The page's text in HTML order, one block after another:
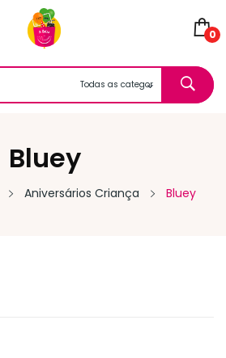
0
Bluey
Aniversários Criança Bluey